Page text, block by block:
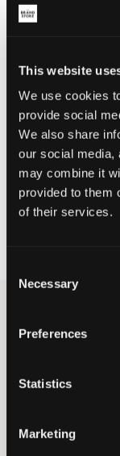
This website
We use cookies
provide social
We also share
our social media,
may combine it
provided to them
of their services.
Selection
Necessary
Preferences
Statistics
Marketing
Kun
Opfattet størrelse
Halsudskæringen
Sweatshirt
Afslappet